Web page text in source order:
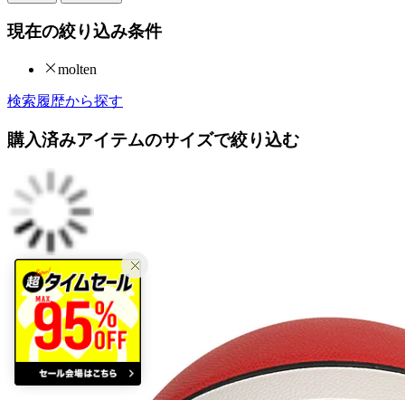
現在の絞り込み条件
molten
検索履歴から探す
購入済みアイテムのサイズで絞り込む